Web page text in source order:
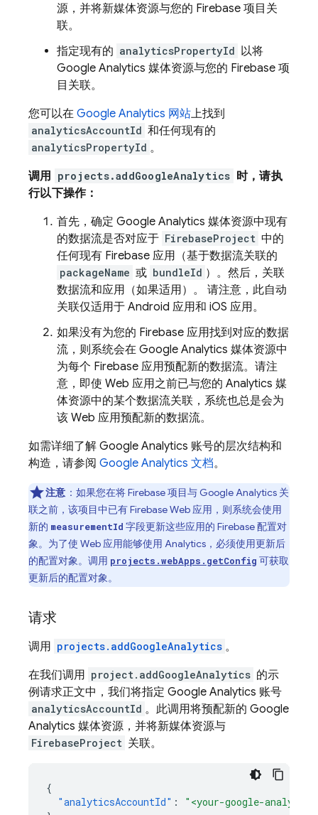
源，并将新媒体资源与您的 Firebase 项目关
联。
指定现有的 analyticsPropertyId 以将
Google Analytics 媒体资源与您的 Firebase 项
目关联。
您可以在 Google Analytics 网站上找到
analyticsAccountId 和任何现有的
analyticsPropertyId 。
调用 projects.addGoogleAnalytics 时，请执
行以下操作：
首先，确定 Google Analytics 媒体资源中现有
的数据流是否对应于 FirebaseProject 中的
任何现有 Firebase 应用（基于数据流关联的
packageName 或 bundleId ）。然后，关联
数据流和应用（如果适用）。 请注意，此自动
关联仅适用于 Android 应用和 iOS 应用。
如果没有为您的 Firebase 应用找到对应的数据
流，则系统会在 Google Analytics 媒体资源中
为每个 Firebase 应用预配新的数据流。请注
意，即使 Web 应用之前已与您的 Analytics 媒
体资源中的某个数据流关联，系统也总是会为
该 Web 应用预配新的数据流。
如需详细了解 Google Analytics 账号的层次结构和
构造，请参阅 Google Analytics 文档。
注意 ：如果您在将 Firebase 项目与 Google Analytics 关
联之前，该项目中已有 Firebase Web 应用，则系统会使用
新的 measurementId 字段更新这些应用的 Firebase 配置对
象。为了使 Web 应用能够使用 Analytics ，必须使用更新后
的配置对象。调用 projects.webApps.getConfig 可获取
更新后的配置对象。
请求
调用 projects.addGoogleAnalytics 。
在我们调用 project.addGoogleAnalytics 的示
例请求正文中，我们将指定 Google Analytics 账号
analyticsAccountId 。此调用将预配新的 Google
Analytics 媒体资源，并将新媒体资源与
FirebaseProject 关联。
{
"analyticsAccountId" :
"<your-google-